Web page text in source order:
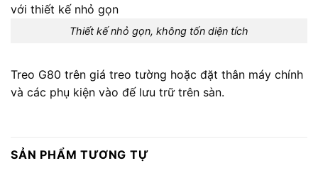
Thiết kế nhỏ gọn, không tốn diện tích
Treo G80 trên giá treo tường hoặc đặt thân máy chính
và các phụ kiện vào đế lưu trữ trên sàn.
SẢN PHẨM TƯƠNG TỰ